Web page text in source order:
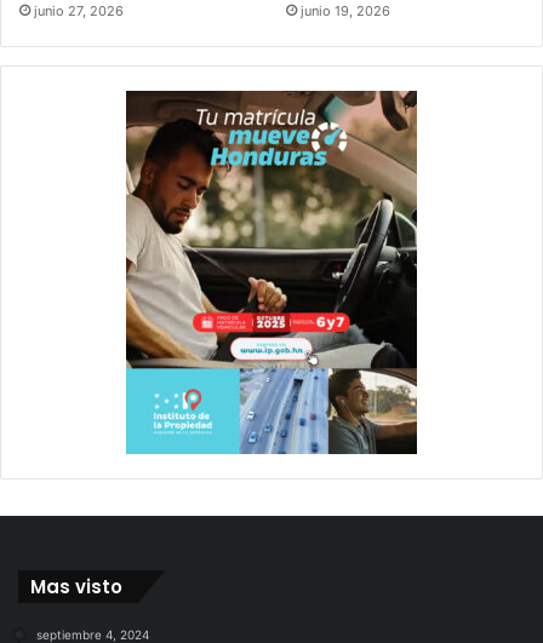
junio 27, 2026 junio 19, 2026
Mas visto
septiembre 4, 2024